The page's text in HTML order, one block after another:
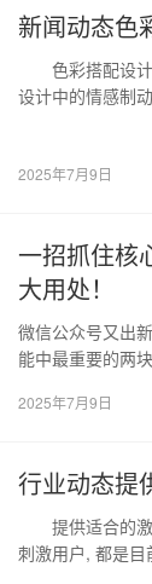
新闻动态色
色彩搭配设计
设计中的情感制
2025年7月9日
一招抓住核
大用处！
微信公众号又出
能中最重要的两
2025年7月9日
行业动态提
提供适合的激
刺激用户, 都是目